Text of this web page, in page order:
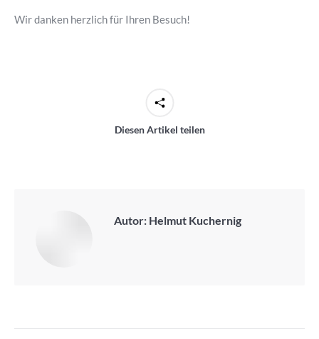
Wir danken herzlich für Ihren Besuch!
Diesen Artikel teilen
Autor: Helmut Kuchernig